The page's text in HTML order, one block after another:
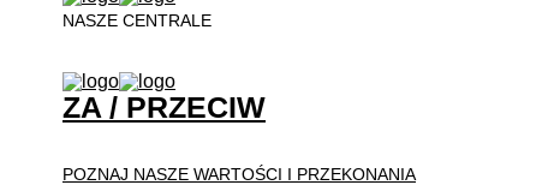
NASZE CENTRALE
ZA / PRZECIW
POZNAJ NASZE WARTOŚCI I PRZEKONANIA